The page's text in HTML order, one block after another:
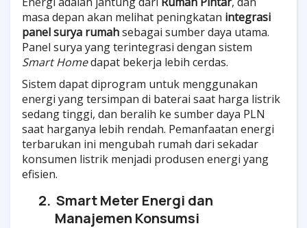
masa depan akan melihat peningkatan integrasi
panel surya rumahsebagai sumber daya utama.
Panel surya yang terintegrasi dengan sistem
Smart Homedapat bekerja lebih cerdas.
Sistem dapat diprogram untuk menggunakan
energi yang tersimpan di baterai saat harga listrik
sedang tinggi, dan beralih ke sumber daya PLN
saat harganya lebih rendah. Pemanfaatan energi
terbarukan ini mengubah rumah dari sekadar
konsumen listrik menjadi produsen energi yang
efisien.
2. Smart Meter Energi dan
Manajemen Konsumsi